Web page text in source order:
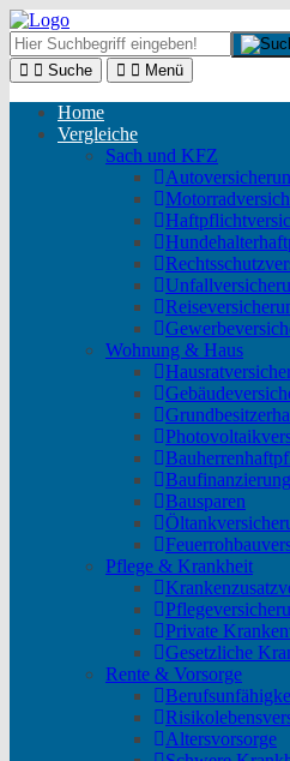
Suche Menü
Home
Vergleiche
Sach und KFZ
Wohnung & Haus
Baufinanzierung
Bausparen
Pflege & Krankheit
Private
Gesetzliche
Rente & Vorsorge
Altersvorsorge